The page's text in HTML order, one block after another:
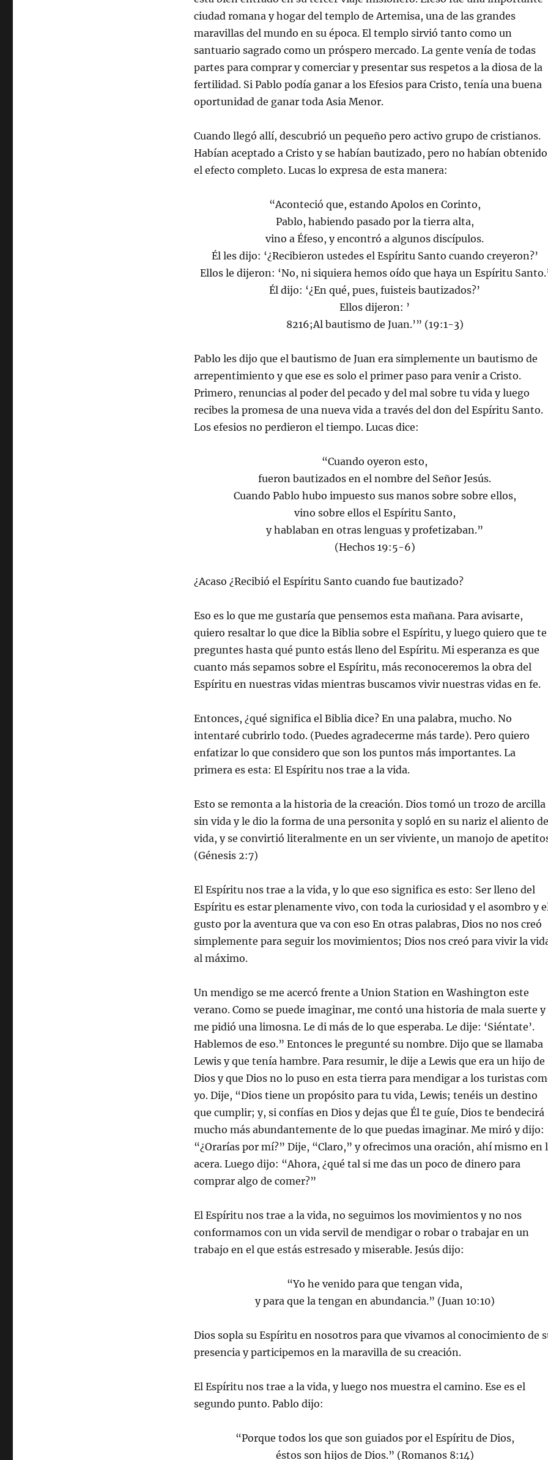
ciudad romana y hogar del templo de Artemisa, una de las grandes
maravillas del mundo en su época. El templo sirvió tanto como un
santuario sagrado como un próspero mercado. La gente venía de todas
partes para comprar y comerciar y presentar sus respetos a la diosa de la
fertilidad. Si Pablo podía ganar a los Efesios para Cristo, tenía una buena
oportunidad de ganar toda Asia Menor.
Cuando llegó allí, descubrió un pequeño pero activo grupo de cristianos.
Habían aceptado a Cristo y se habían bautizado, pero no habían obtenido
el efecto completo. Lucas lo expresa de esta manera:
“Aconteció que, estando Apolos en Corinto,
Pablo, habiendo pasado por la tierra alta,
vino a Éfeso, y encontró a algunos discípulos.
Él les dijo: ‘¿Recibieron ustedes el Espíritu Santo cuando creyeron?’
Ellos le dijeron: ‘No, ni siquiera hemos oído que haya un Espíritu
Él dijo: ‘¿En qué, pues, fuisteis bautizados?’
Ellos dijeron: ’
8216;Al bautismo de Juan.’” (19:1-3)
Pablo les dijo que el bautismo de Juan era simplemente un bautismo de
arrepentimiento y que ese es solo el primer paso para venir a Cristo.
Primero, renuncias al poder del pecado y del mal sobre tu vida y luego
recibes la promesa de una nueva vida a través del don del Espíritu Santo.
Los efesios no perdieron el tiempo. Lucas dice:
“Cuando oyeron esto,
fueron bautizados en el nombre del Señor Jesús.
Cuando Pablo hubo impuesto sus manos sobre sobre ellos,
vino sobre ellos el Espíritu Santo,
y hablaban en otras lenguas y profetizaban.”
(Hechos 19:5-6)
¿Acaso ¿Recibió el Espíritu Santo cuando fue bautizado?
Eso es lo que me gustaría que pensemos esta mañana. Para avisarte,
quiero resaltar lo que dice la Biblia sobre el Espíritu, y luego quiero que te
preguntes hasta qué punto estás lleno del Espíritu. Mi esperanza es que
cuanto más sepamos sobre el Espíritu, más reconoceremos la obra del
Espíritu en nuestras vidas mientras buscamos vivir nuestras vidas en fe.
Entonces, ¿qué significa el Biblia dice? En una palabra, mucho. No
intentaré cubrirlo todo. (Puedes agradecerme más tarde). Pero quiero
enfatizar lo que considero que son los puntos más importantes. La
primera es esta: El Espíritu nos trae a la vida.
Esto se remonta a la historia de la creación. Dios tomó un trozo de arcilla
sin vida y le dio la forma de una personita y sopló en su nariz el aliento de
vida, y se convirtió literalmente en un ser viviente, un manojo de
(Génesis 2:7)
El Espíritu nos trae a la vida, y lo que eso significa es esto: Ser lleno del
Espíritu es estar plenamente vivo, con toda la curiosidad y el asombro y
gusto por la aventura que va con eso En otras palabras, Dios no nos creó
simplemente para seguir los movimientos; Dios nos creó para vivir la
al máximo.
Un mendigo se me acercó frente a Union Station en Washington este
verano. Como se puede imaginar, me contó una historia de mala suerte y
me pidió una limosna. Le di más de lo que esperaba. Le dije: ‘Siéntate’.
Hablemos de eso.” Entonces le pregunté su nombre. Dijo que se llamaba
Lewis y que tenía hambre. Para resumir, le dije a Lewis que era un hijo de
Dios y que Dios no lo puso en esta tierra para mendigar a los turistas
yo. Dije, “Dios tiene un propósito para tu vida, Lewis; tenéis un destino
que cumplir; y, si confías en Dios y dejas que Él te guíe, Dios te bendecirá
mucho más abundantemente de lo que puedas imaginar. Me miró y dijo:
“¿Orarías por mí?” Dije, “Claro,” y ofrecimos una oración, ahí mismo en
acera. Luego dijo: “Ahora, ¿qué tal si me das un poco de dinero para
comprar algo de comer?”
El Espíritu nos trae a la vida, no seguimos los movimientos y no nos
conformamos con un vida servil de mendigar o robar o trabajar en un
trabajo en el que estás estresado y miserable. Jesús dijo:
“Yo he venido para que tengan vida,
y para que la tengan en abundancia.” (Juan 10:10)
Dios sopla su Espíritu en nosotros para que vivamos al conocimiento de
presencia y participemos en la maravilla de su creación.
El Espíritu nos trae a la vida, y luego nos muestra el camino. Ese es el
segundo punto. Pablo dijo:
“Porque todos los que son guiados por el Espíritu de Dios,
éstos son hijos de Dios.” (Romanos 8:14)